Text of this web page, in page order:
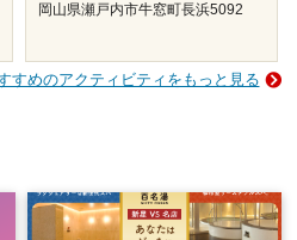
岡山県瀬戸内市牛窓町長浜5092
すめのアクティビティをもっと見る